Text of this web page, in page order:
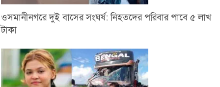
ওসমানীনগরে দুই বাসের সংঘর্ষ: নিহতদের পরিবার পাবে ৫ লাখ
টাকা